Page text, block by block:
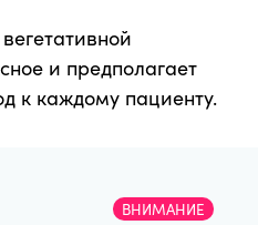
и предполагает
к каждому пациенту.
ВНИМАНИЕ